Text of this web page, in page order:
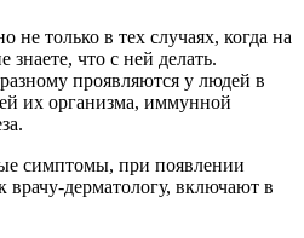
не только в тех случаях, когда на
что с ней делать.
проявляются у людей в
их организма, иммунной
симптомы, при появлении
врачу-дерматологу, включают в